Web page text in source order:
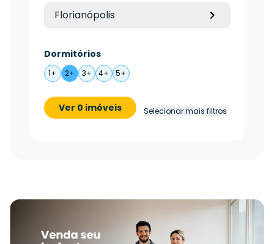
Florianópolis
Dormitórios
1+ 2+ 3+ 4+ 5+
Ver 0 imóveis Selecionar mais filtros